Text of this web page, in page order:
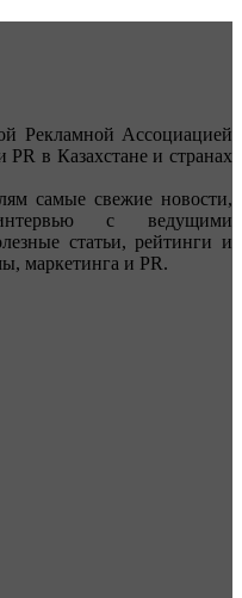
Рекламной Ассоциацией
в Казахстане и странах
самые свежие новости,
с ведущими
статьи, рейтинги и
маркетинга и PR.